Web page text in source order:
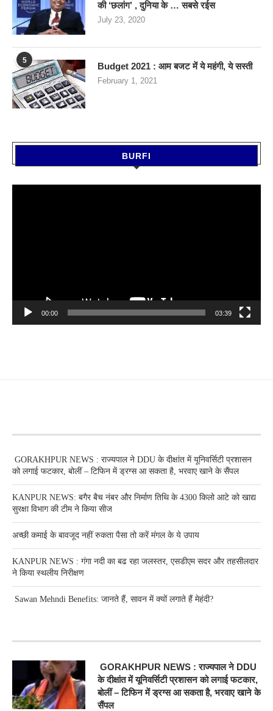
की ‘छलांग’ , दुनिया के … सबसे रईस
July 23, 2020
5
Budget 2021 : आम बजट में ये महंगी, ये सस्‍ती
February 1, 2021
BURFI
00:00 03:39
GORAKHPUR NEWS : राज्यपाल ने DDU के दीक्षांत में यूनिवर्सिटी प्रशासन
को लगाई फटकार, बोलीं – टिफिन में ड्रग्स आ सकता है, भरवाए खाने के सैंपल
KANPUR NEWS: बगैर बैच नंबर और निर्माण तिथि के 4300 किलो आटे को खाद्य
सुरक्षा विभाग की टीम ने किया सीज
अच्छी कमाई के बावजूद नहीं रुकता पैसा तो करें मंगल के ये उपाय
KANPUR NEWS : गंगा नदी का बढ रहा जलस्तर, एसडीएम सदर और तहसीलदार
ने किया स्थलीय निरीक्षण
Sawan Mehndi Benefits: जानते हैं, सावन में क्यों लगाते हैं मेहंदी?
GORAKHPUR NEWS : राज्यपाल ने DDU
के दीक्षांत में यूनिवर्सिटी प्रशासन को लगाई फटकार,
बोलीं – टिफिन में ड्रग्स आ सकता है, भरवाए खाने के
सैंपल